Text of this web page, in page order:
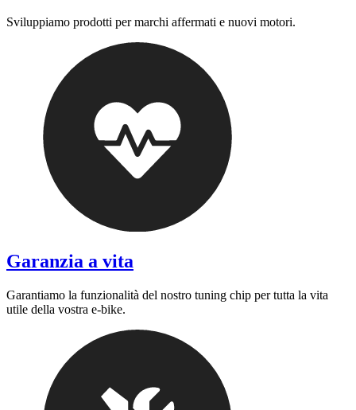
Sviluppiamo prodotti per marchi affermati e nuovi motori.
Garanzia a vita
Garantiamo la funzionalità del nostro tuning chip per tutta la vita
utile della vostra e-bike.